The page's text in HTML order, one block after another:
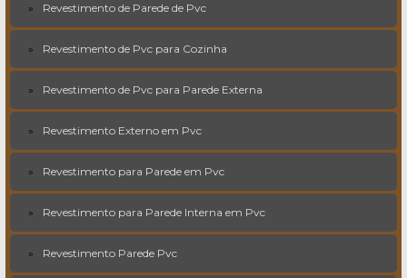
Revestimento de Parede de Pvc
Revestimento de Pvc para Cozinha
Revestimento de Pvc para Parede Externa
Revestimento Externo em Pvc
Revestimento para Parede em Pvc
Revestimento para Parede Interna em Pvc
Revestimento Parede Pvc